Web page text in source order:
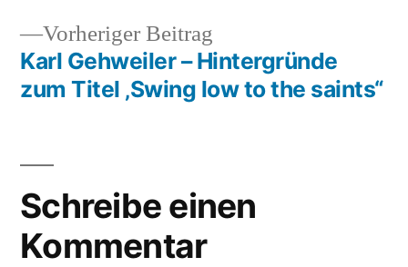
Vorheriger Beitrag
Beitrag:
Karl Gehweiler – Hintergründe
zum Titel ‚Swing low to the saints“
Schreibe einen
Kommentar